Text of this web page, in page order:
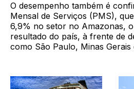
O desempenho também é
Mensal de Serviços (PMS),
6,9% no setor no Amazonas,
resultado do país, à frente de
como São Paulo, Minas Gerais